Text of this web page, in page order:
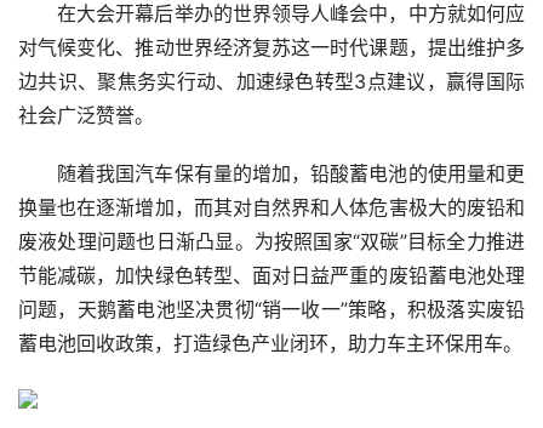
在大会开幕后举办的世界领导人峰会中，中方就如何应
对气候变化、推动世界经济复苏这一时代课题，提出维护多
边共识、聚焦务实行动、加速绿色转型3点建议，赢得国际
社会广泛赞誉。
随着我国汽车保有量的增加，铅酸蓄电池的使用量和更
换量也在逐渐增加，而其对自然界和人体危害极大的废铅和
废液处理问题也日渐凸显。为按照国家“双碳”目标全力推进
节能减碳，加快绿色转型、面对日益严重的废铅蓄电池处理
问题，天鹅蓄电池坚决贯彻“销一收一”策略，积极落实废铅
蓄电池回收政策，打造绿色产业闭环，助力车主环保用车。